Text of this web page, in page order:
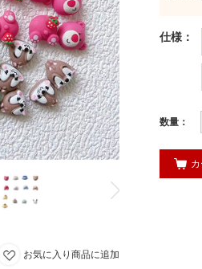
お気に入り商品に追加
仕様 ：
数量：